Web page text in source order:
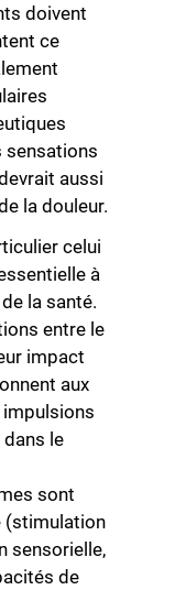
doivent
ce
sensations
aussi
la douleur.
celui
à
la santé.
entre le
impact
aux
le
sont
(stimulation
sensorielle,
de